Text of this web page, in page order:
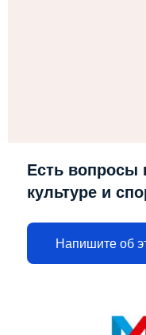
Есть вопросы
культуре и
Напишите об